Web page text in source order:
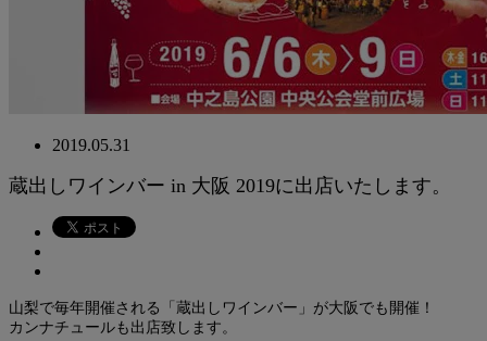
2019.05.31
蔵出しワインバー in 大阪 2019に出店いたします。
山梨で毎年開催される「蔵出しワインバー」が大阪でも開催！
カンナチュールも出店致します。